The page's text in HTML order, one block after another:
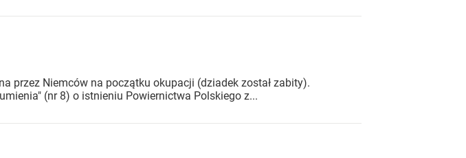
przez Niemców na początku okupacji (dziadek został zabity).
(nr 8) o istnieniu Powiernictwa Polskiego z...